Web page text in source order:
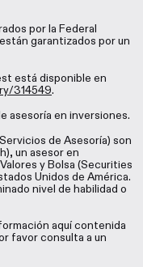
por la Federal
garantizados por un
está disponible en
314549.
asesoría en inversiones.
de Asesoría) son
un asesor en
y Bolsa (Securities
Unidos de América.
nivel de habilidad o
aquí contenida
favor consulta a un